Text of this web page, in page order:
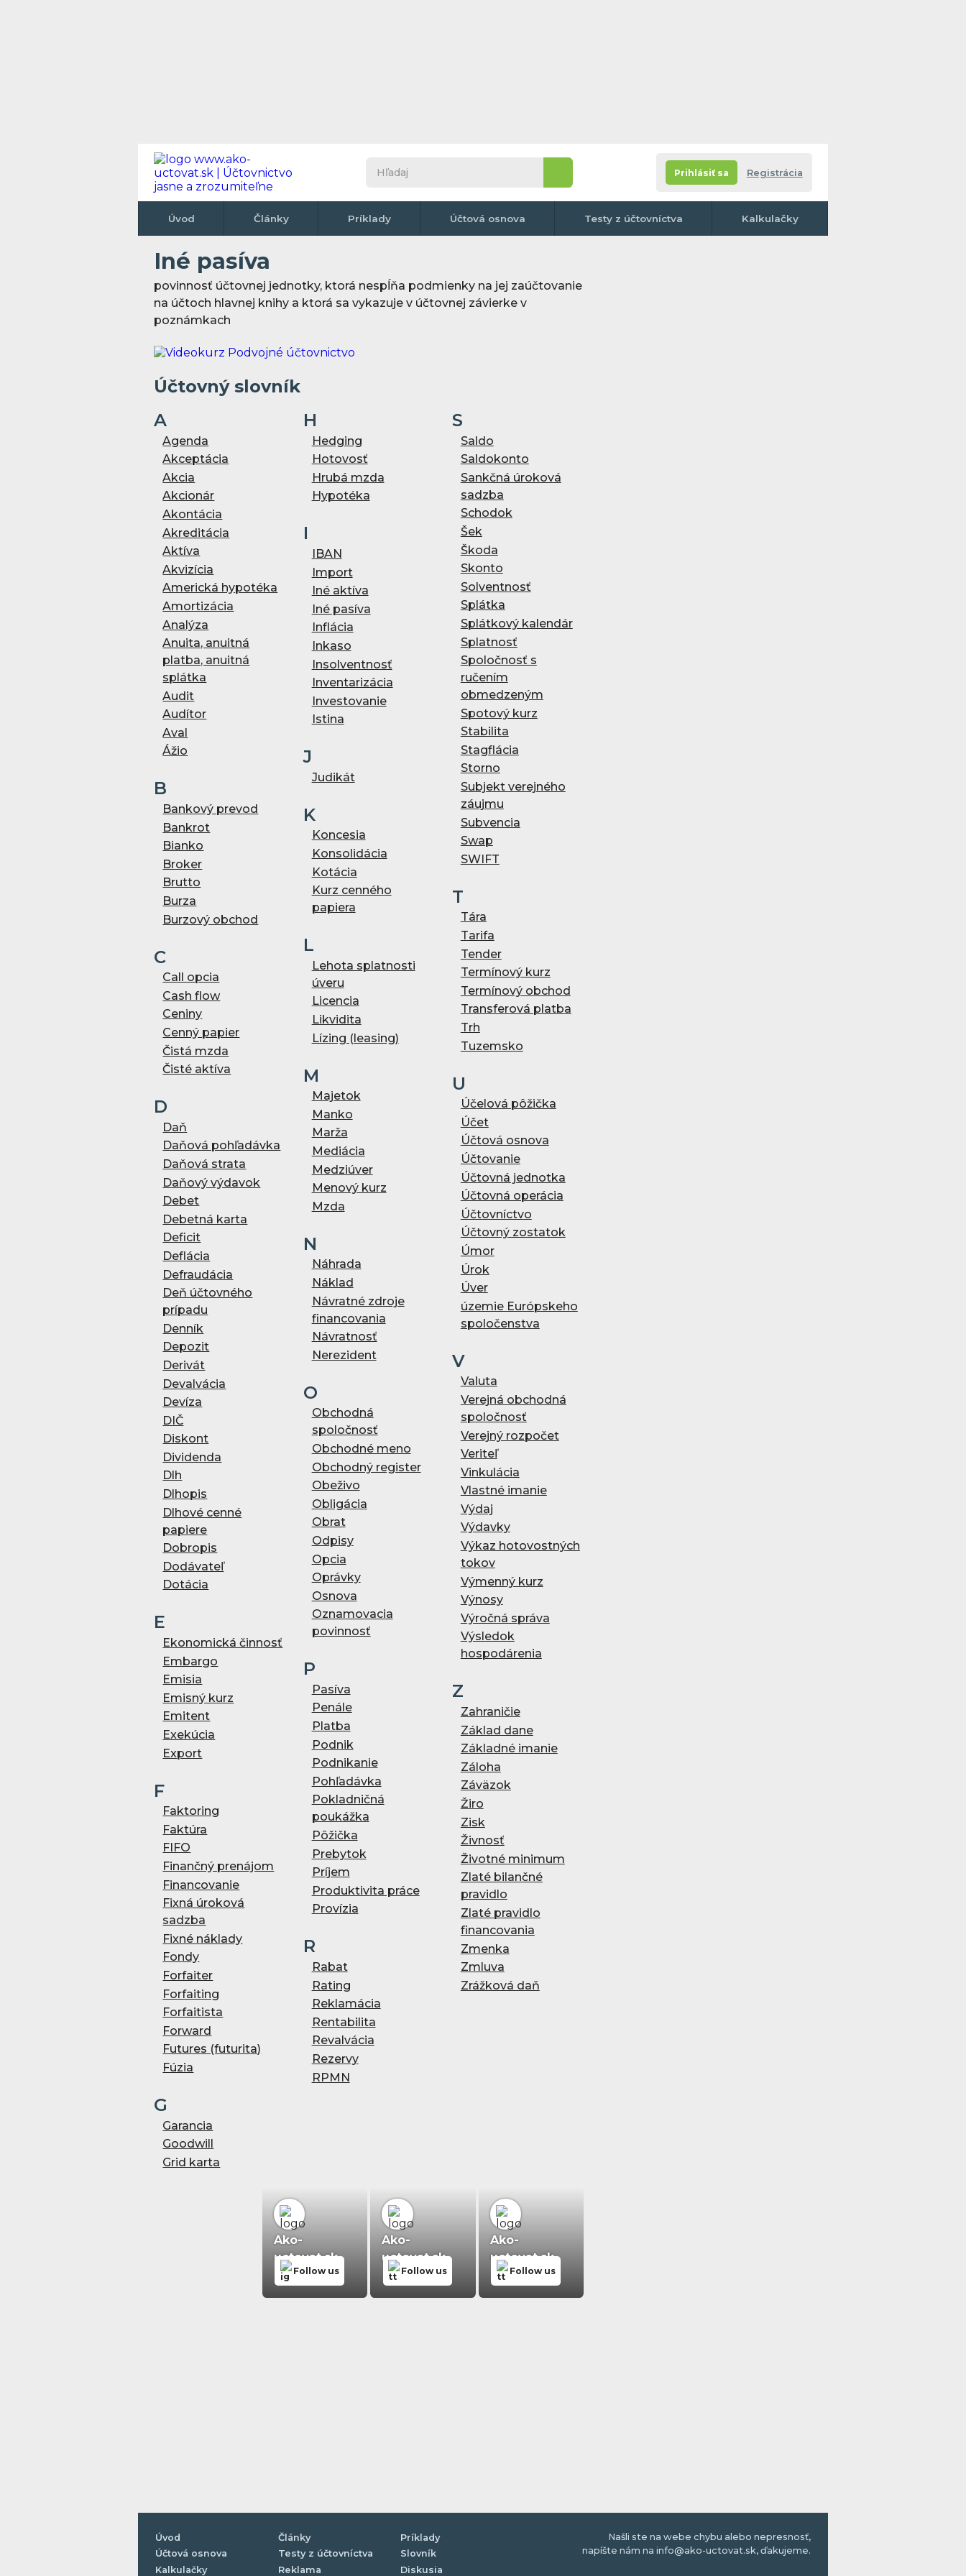
Prihlásiť sa Registrácia
Úvod Články Príklady Účtová osnova Testy z účtovníctva Kalkulačky
Iné pasíva
povinnosť účtovnej jednotky, ktorá nespĺňa podmienky na jej zaúčtovanie
na účtoch hlavnej knihy a ktorá sa vykazuje v účtovnej závierke v
poznámkach
Účtovný slovník
A
Agenda
Akceptácia
Akcia
Akcionár
Akontácia
Akreditácia
Aktíva
Akvizícia
Americká hypotéka
Amortizácia
Analýza
Anuita, anuitná
platba, anuitná
splátka
Audit
Audítor
Aval
Ážio
B
Bankový prevod
Bankrot
Bianko
Broker
Brutto
Burza
Burzový obchod
C
Call opcia
Cash flow
Ceniny
Cenný papier
Čistá mzda
Čisté aktíva
D
Daň
Daňová pohľadávka
Daňová strata
Daňový výdavok
Debet
Debetná karta
Deficit
Deflácia
Defraudácia
Deň účtovného
prípadu
Denník
Depozit
Derivát
Devalvácia
Devíza
DIČ
Diskont
Dividenda
Dlh
Dlhopis
Dlhové cenné
papiere
Dobropis
Dodávateľ
Dotácia
E
Ekonomická činnosť
Embargo
Emisia
Emisný kurz
Emitent
Exekúcia
Export
F
Faktoring
Faktúra
FIFO
Finančný prenájom
Financovanie
Fixná úroková
sadzba
Fixné náklady
Fondy
Forfaiter
Forfaiting
Forfaitista
Forward
Futures (futurita)
Fúzia
G
Garancia
Goodwill
Grid karta
H
Hedging
Hotovosť
Hrubá mzda
Hypotéka
I
IBAN
Import
Iné aktíva
Iné pasíva
Inflácia
Inkaso
Insolventnosť
Inventarizácia
Investovanie
Istina
J
Judikát
K
Koncesia
Konsolidácia
Kotácia
Kurz cenného
papiera
L
Lehota splatnosti
úveru
Licencia
Likvidita
Lízing (leasing)
M
Majetok
Manko
Marža
Mediácia
Medziúver
Menový kurz
Mzda
N
Náhrada
Náklad
Návratné zdroje
financovania
Návratnosť
Nerezident
O
Obchodná
spoločnosť
Obchodné meno
Obchodný register
Obeživo
Obligácia
Obrat
Odpisy
Opcia
Oprávky
Osnova
Oznamovacia
povinnosť
P
Pasíva
Penále
Platba
Podnik
Podnikanie
Pohľadávka
Pokladničná
poukážka
Pôžička
Prebytok
Príjem
Produktivita práce
Provízia
R
Rabat
Rating
Reklamácia
Rentabilita
Revalvácia
Rezervy
RPMN
S
Saldo
Saldokonto
Sankčná úroková
sadzba
Schodok
Šek
Škoda
Skonto
Solventnosť
Splátka
Splátkový kalendár
Splatnosť
Spoločnosť s
ručením
obmedzeným
Spotový kurz
Stabilita
Stagflácia
Storno
Subjekt verejného
záujmu
Subvencia
Swap
SWIFT
T
Tára
Tarifa
Tender
Termínový kurz
Termínový obchod
Transferová platba
Trh
Tuzemsko
U
Účelová pôžička
Účet
Účtová osnova
Účtovanie
Účtovná jednotka
Účtovná operácia
Účtovníctvo
Účtovný zostatok
Úmor
Úrok
Úver
územie Európskeho
spoločenstva
V
Valuta
Verejná obchodná
spoločnosť
Verejný rozpočet
Veriteľ
Vinkulácia
Vlastné imanie
Výdaj
Výdavky
Výkaz hotovostných
tokov
Výmenný kurz
Výnosy
Výročná správa
Výsledok
hospodárenia
Z
Zahraničie
Základ dane
Základné imanie
Záloha
Záväzok
Žiro
Zisk
Živnosť
Životné minimum
Zlaté bilančné
pravidlo
Zlaté pravidlo
financovania
Zmenka
Zmluva
Zrážková daň
Ako-
uctovat.sk
Follow us
Ako-
uctovat.sk
Follow us
Ako-
uctovat.sk
Follow us
Úvod Články
Príklady
Účtová osnova
Testy z účtovníctva
Slovník
Kalkulačky
Reklama Diskusia
Našli ste na webe chybu alebo nepresnosť,
napíšte nám na info@ako-uctovat.sk, ďakujeme.